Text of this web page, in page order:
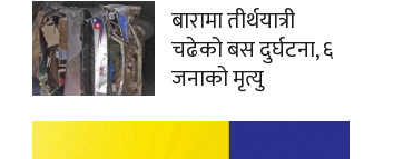
बारामा तीर्थयात्री
चढेको बस दुर्घटना, ६
जनाको मृत्यु